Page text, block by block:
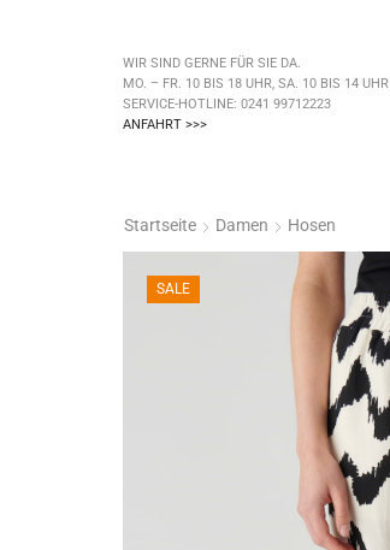
WIR SIND GERNE FÜR SIE DA.
MO. – FR. 10 BIS 18 UHR, SA. 10 BIS 14 UHR
SERVICE-HOTLINE: 0241 99712223
ANFAHRT >>>
Startseite Damen Hosen
SALE